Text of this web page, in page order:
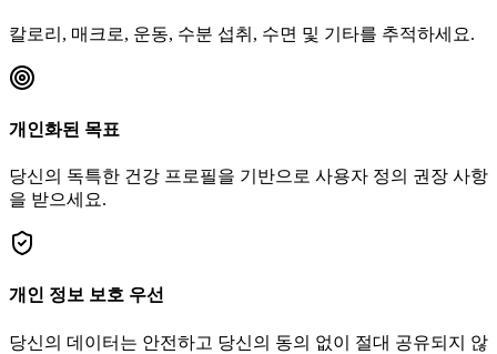
칼로리, 매크로, 운동, 수분 섭취, 수면 및 기타를 추적하세요.
개인화된 목표
당신의 독특한 건강 프로필을 기반으로 사용자 정의 권장 사항
을 받으세요.
개인 정보 보호 우선
당신의 데이터는 안전하고 당신의 동의 없이 절대 공유되지 않